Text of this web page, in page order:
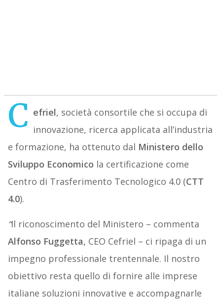
C efriel, società consortile che si occupa di
innovazione, ricerca applicata all’industria
e formazione, ha ottenuto dal Ministero dello
Sviluppo Economico la certificazione come
Centro di Trasferimento Tecnologico 4.0 (CTT
4.0).
“Il riconoscimento del Ministero – commenta
Alfonso Fuggetta, CEO Cefriel – ci ripaga di un
impegno professionale trentennale. Il nostro
obiettivo resta quello di fornire alle imprese
italiane soluzioni innovative e accompagnarle